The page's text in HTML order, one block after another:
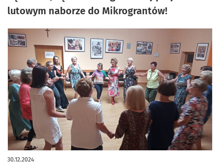
lutowym naborze do Mikrograntów!
30.12.2024